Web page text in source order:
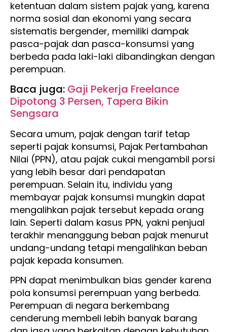
ketentuan dalam sistem pajak yang, karena
norma sosial dan ekonomi yang secara
sistematis bergender, memiliki dampak
pasca-pajak dan pasca-konsumsi yang
berbeda pada laki-laki dibandingkan dengan
perempuan.
Baca juga: Gaji Pekerja Freelance
Dipotong 3 Persen, Tapera Bikin
Sengsara
Secara umum, pajak dengan tarif tetap
seperti pajak konsumsi, Pajak Pertambahan
Nilai (PPN), atau pajak cukai mengambil porsi
yang lebih besar dari pendapatan
perempuan. Selain itu, individu yang
membayar pajak konsumsi mungkin dapat
mengalihkan pajak tersebut kepada orang
lain. Seperti dalam kasus PPN, yakni penjual
terakhir menanggung beban pajak menurut
undang-undang tetapi mengalihkan beban
pajak kepada konsumen.
PPN dapat menimbulkan bias gender karena
pola konsumsi perempuan yang berbeda.
Perempuan di negara berkembang
cenderung membeli lebih banyak barang